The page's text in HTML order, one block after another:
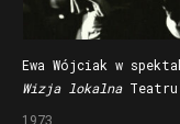
Ewa Wójciak w
Wizja lokalna Teatru
Ewa Wójciak w
Wizja lokalnaTeatru
1973